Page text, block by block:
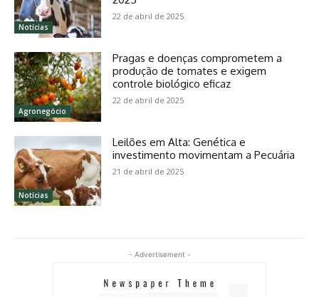
Notícias
22 de abril de 2025
Agronegócio
Pragas e doenças comprometem a
produção de tomates e exigem
controle biológico eficaz
22 de abril de 2025
Notícias
Leilões em Alta: Genética e
investimento movimentam a Pecuária
21 de abril de 2025
- Advertisement -